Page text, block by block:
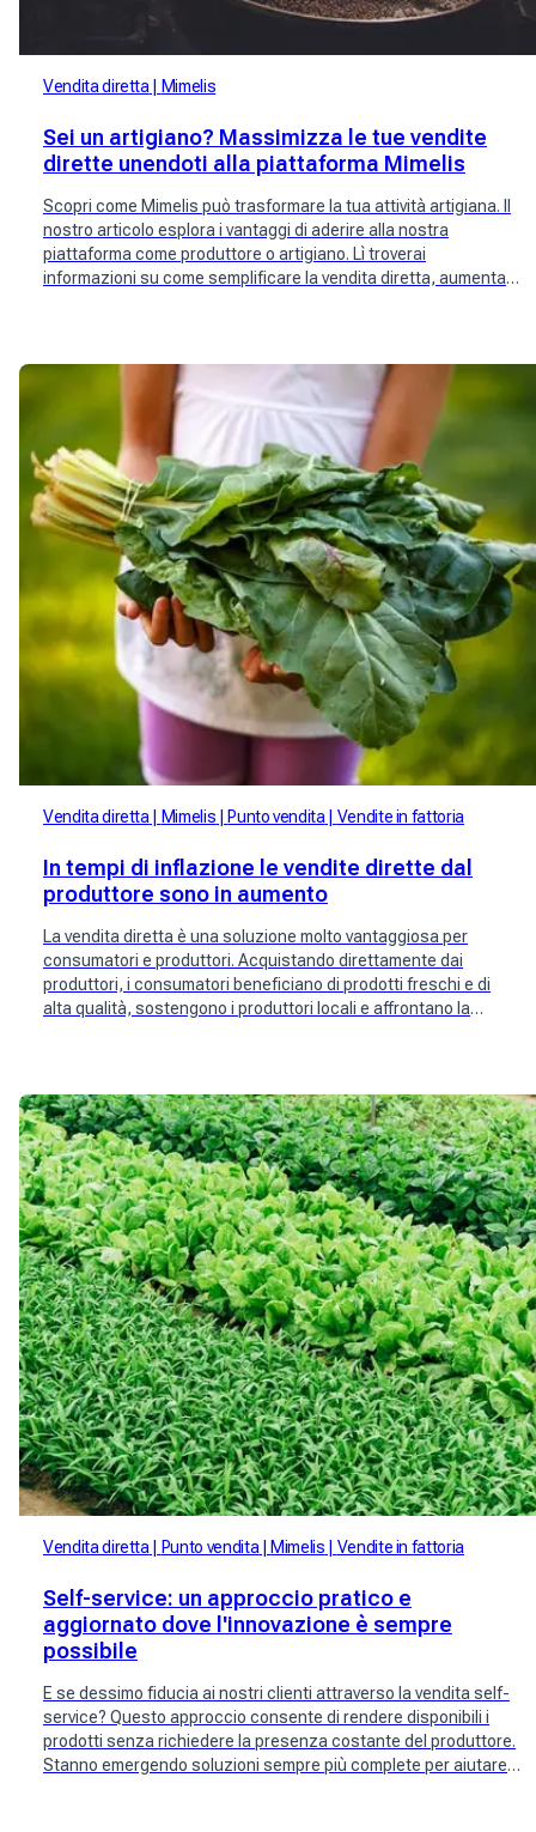
Vendita diretta Mimelis
Sei un artigiano? Massimizza le tue vendite
dirette unendoti alla piattaforma Mimelis
Scopri come Mimelis può trasformare la tua attività artigiana. Il
nostro articolo esplora i vantaggi di aderire alla nostra
piattaforma come produttore o artigiano. Lì troverai
informazioni su come semplificare la vendita diretta, aumentare
Vendita diretta Mimelis Punto vendita Vendite in fattoria
In tempi di inflazione le vendite dirette dal
produttore sono in aumento
La vendita diretta è una soluzione molto vantaggiosa per
consumatori e produttori. Acquistando direttamente dai
produttori, i consumatori beneficiano di prodotti freschi e di
alta qualità, sostengono i produttori locali e affrontano la
Vendita diretta Punto vendita Mimelis Vendite in fattoria
Self-service: un approccio pratico e
aggiornato dove l'innovazione è sempre
possibile
E se dessimo fiducia ai nostri clienti attraverso la vendita self-
service? Questo approccio consente di rendere disponibili i
prodotti senza richiedere la presenza costante del produttore.
Stanno emergendo soluzioni sempre più complete per aiutare i